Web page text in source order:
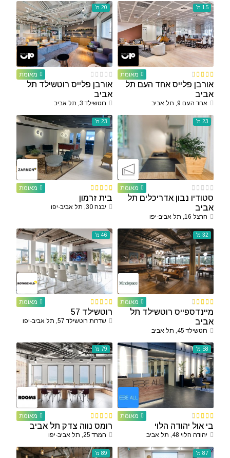
מאומת
15 מ'
אורבן פלייס אחד העם תל
אביב
אחד העם 9, תל אביב
מאומת
20 מ'
אורבן פלייס רוטשילד תל
אביב
רוטשילד 3, תל אביב
מאומת
23 מ'
סטודיו נבון אדריכלים תל
אביב
הרצל 16, תל אביב-יפו
מאומת
23 מ'
בית זרמון
יבנה 30, תל אביב-יפו
מאומת
32 מ'
מיינדספייס רוטשילד תל
אביב
רוטשילד 45, תל אביב
מאומת
46 מ'
רוטשילד 57
שדרות רוטשילד 57, תל אביב-יפו
מאומת
58 מ'
בי אול יהודה הלוי
יהודה הלוי 48, תל אביב
מאומת
79 מ'
רומס נווה צדק תל אביב
המרד 25, תל אביב-יפו
87 מ' 89 מ'